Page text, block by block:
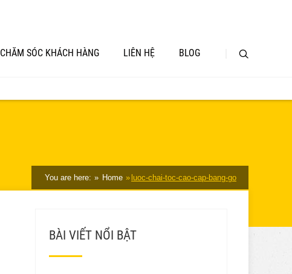
CHĂM SÓC KHÁCH HÀNG LIÊN HỆ BLOG
You are here: Home luoc-chai-toc-cao-cap-bang-go
BÀI VIẾT NỔI BẬT